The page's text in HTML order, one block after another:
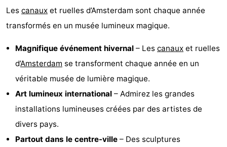
Les canaux et ruelles d’Amsterdam sont chaque année
transformés en un musée lumineux magique.
Magnifique événement hivernal – Les canaux et ruelles
d’Amsterdam se transforment chaque année en un
véritable musée de lumière magique.
Art lumineux international – Admirez les grandes
installations lumineuses créées par des artistes de
divers pays.
Partout dans le centre-ville – Des sculptures